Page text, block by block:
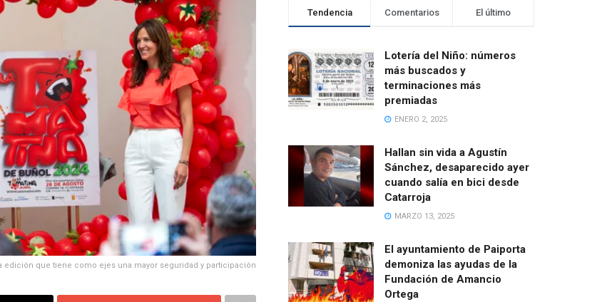
edición que tiene como ejes una mayor seguridad y participación
Tendencia Comentarios El último
Lotería del Niño: números
más buscados y
terminaciones más
premiadas
ENERO 2, 2025
Hallan sin vida a Agustín
Sánchez, desaparecido ayer
cuando salía en bici desde
Catarroja
MARZO 13, 2025
El ayuntamiento de Paiporta
demoniza las ayudas de la
Fundación de Amancio
Ortega